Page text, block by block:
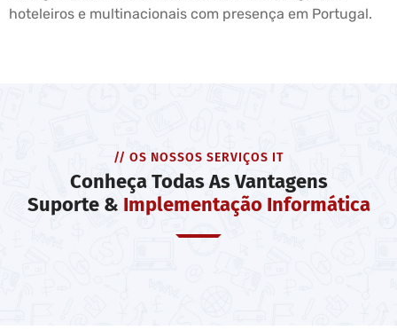
hoteleiros e multinacionais com presença em Portugal.
// OS NOSSOS SERVIÇOS IT
Conheça Todas As Vantagens
Suporte & Implementação Informática